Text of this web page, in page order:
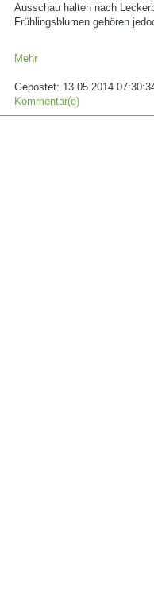
Ausschau halten nach
Frühlingsblumen gehören
Mehr
Gepostet: 13.05.2014
Kommentar(e)